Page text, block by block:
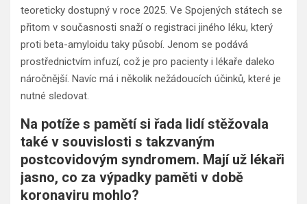
teoreticky dostupný v roce 2025. Ve Spojených státech se
přitom v současnosti snaží o registraci jiného léku, který
proti beta-amyloidu taky působí. Jenom se podává
prostřednictvím infuzí, což je pro pacienty i lékaře daleko
náročnější. Navíc má i několik nežádoucích účinků, které je
nutné sledovat.
Na potíže s pamětí si řada lidí stěžovala
také v souvislosti s takzvaným
postcovidovým syndromem. Mají už lékaři
jasno, co za výpadky paměti v době
koronaviru mohlo?